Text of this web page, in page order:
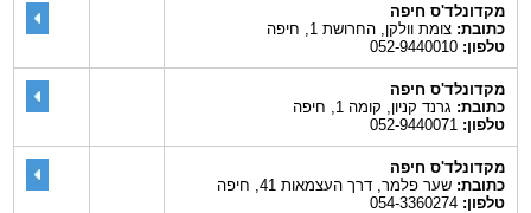
מקדונלד'ס חיפה
כתובת:צומת וולקן, החרושת 1, חיפה
טלפון:052-9440010
מקדונלד'ס חיפה
כתובת:גרנד קניון, קומה 1, חיפה
טלפון:052-9440071
מקדונלד'ס חיפה
כתובת:שער פלמר, דרך העצמאות 41, חיפה
טלפון:054-3360274